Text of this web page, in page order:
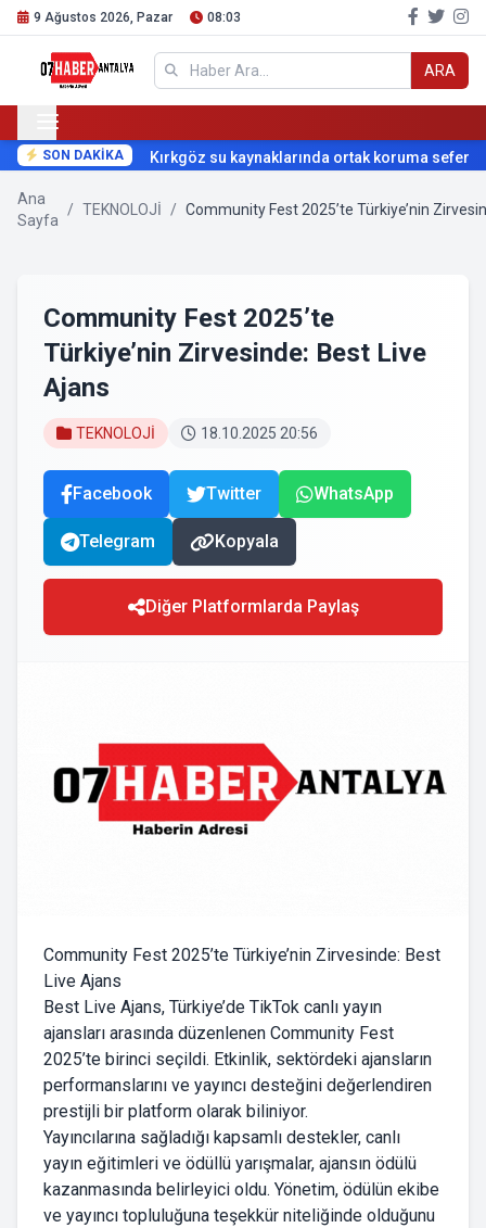
9 Ağustos 2026, Pazar 08:03
ARA
SON DAKİKAKırkgöz su kaynaklarında ortak koruma
Ana
Sayfa
/ TEKNOLOJİ / Community Fest 2025’te Türkiye’nin
Community Fest 2025’te
Türkiye’nin Zirvesinde: Best Live
Ajans
TEKNOLOJİ 18.10.2025 20:56
Facebook Twitter WhatsApp
Telegram Kopyala
Diğer Platformlarda Paylaş
Community Fest 2025’te Türkiye’nin Zirvesinde: Best
Live Ajans
Best Live Ajans, Türkiye’de TikTok canlı yayın
ajansları arasında düzenlenen Community Fest
2025’te birinci seçildi. Etkinlik, sektördeki ajansların
performanslarını ve yayıncı desteğini değerlendiren
prestijli bir platform olarak biliniyor.
Yayıncılarına sağladığı kapsamlı destekler, canlı
yayın eğitimleri ve ödüllü yarışmalar, ajansın ödülü
kazanmasında belirleyici oldu. Yönetim, ödülün ekibe
ve yayıncı topluluğuna teşekkür niteliğinde olduğunu